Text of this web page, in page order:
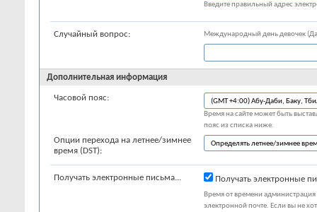
Введите правильный адрес
Случайный вопрос: Международный день девочек
Дополнительная информация
Часовой пояс:
Время на сайте может быть
пояс из списка ниже.
Опции перехода на летнее/зимнее
время (DST):
Получать электронные письма... Получать электронные
Время от времени
электронной почте. Если вы не